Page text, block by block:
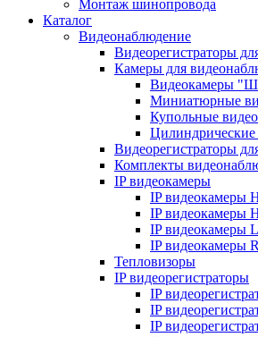
Монтаж шинопровода
Каталог
Видеонаблюдение
Видеорегистраторы
Камеры для
Видеокамеры
Миниатюрные
Купольные
Видеорегистраторы
Комплекты
IP видеокамеры
IP видеокамеры
IP видеокамеры
IP видеокамеры
IP видеокамеры
Тепловизоры
IP видеорегистраторы
IP
IP
IP